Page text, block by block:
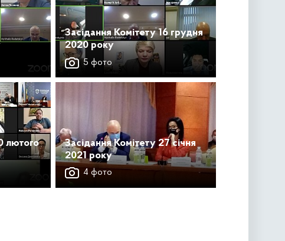
Засідання Комітету 16 грудня
2020 року
5 фото
лютого
Засідання Комітету 27 січня
2021 року
4 фото